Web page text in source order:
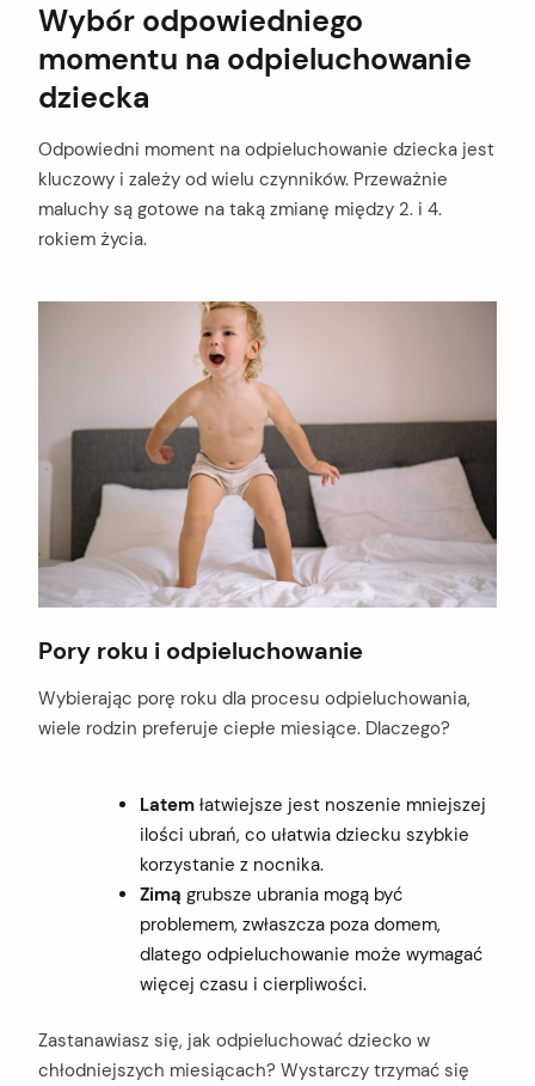
Wybór odpowiedniego
momentu na odpieluchowanie
dziecka
Odpowiedni moment na odpieluchowanie dziecka jest
kluczowy i zależy od wielu czynników. Przeważnie
maluchy są gotowe na taką zmianę między 2. i 4.
rokiem życia.
Pory roku i odpieluchowanie
Wybierając porę roku dla procesu odpieluchowania,
wiele rodzin preferuje ciepłe miesiące. Dlaczego?
Latemłatwiejsze jest noszenie mniejszej
ilości ubrań, co ułatwia dziecku szybkie
korzystanie z nocnika.
Zimą grubsze ubrania mogą być
problemem, zwłaszcza poza domem,
dlatego odpieluchowanie może wymagać
więcej czasu i cierpliwości.
Zastanawiasz się, jak odpieluchować dziecko w
chłodniejszych miesiącach? Wystarczy trzymać się